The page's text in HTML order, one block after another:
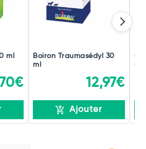
ml
Boiron Traumasédyl 30
ml
12,97€
Ajouter